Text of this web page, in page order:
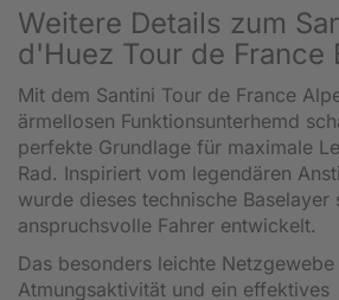
Weitere Details zum
d'Huez Tour de France
Mit dem Santini Tour de France
ärmellosen Funktionsunterhemd
perfekte Grundlage für maximale
Rad. Inspiriert vom legendären
wurde dieses technische Baselayer
anspruchsvolle Fahrer entwickelt.
Das besonders leichte
Atmungsaktivität und ein effektives